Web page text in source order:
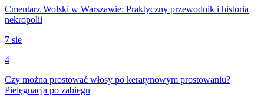
Cmentarz Wolski w Warszawie: Praktyczny przewodnik i historia
nekropolii
7 sie
4
Czy można prostować włosy po keratynowym prostowaniu?
Pielęgnacja po zabiegu